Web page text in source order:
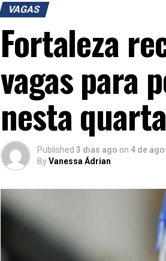
VAGAS
Fortaleza
vagas para
nesta
Published 3 dias ago on 4 de
ByVanessa Ádrian